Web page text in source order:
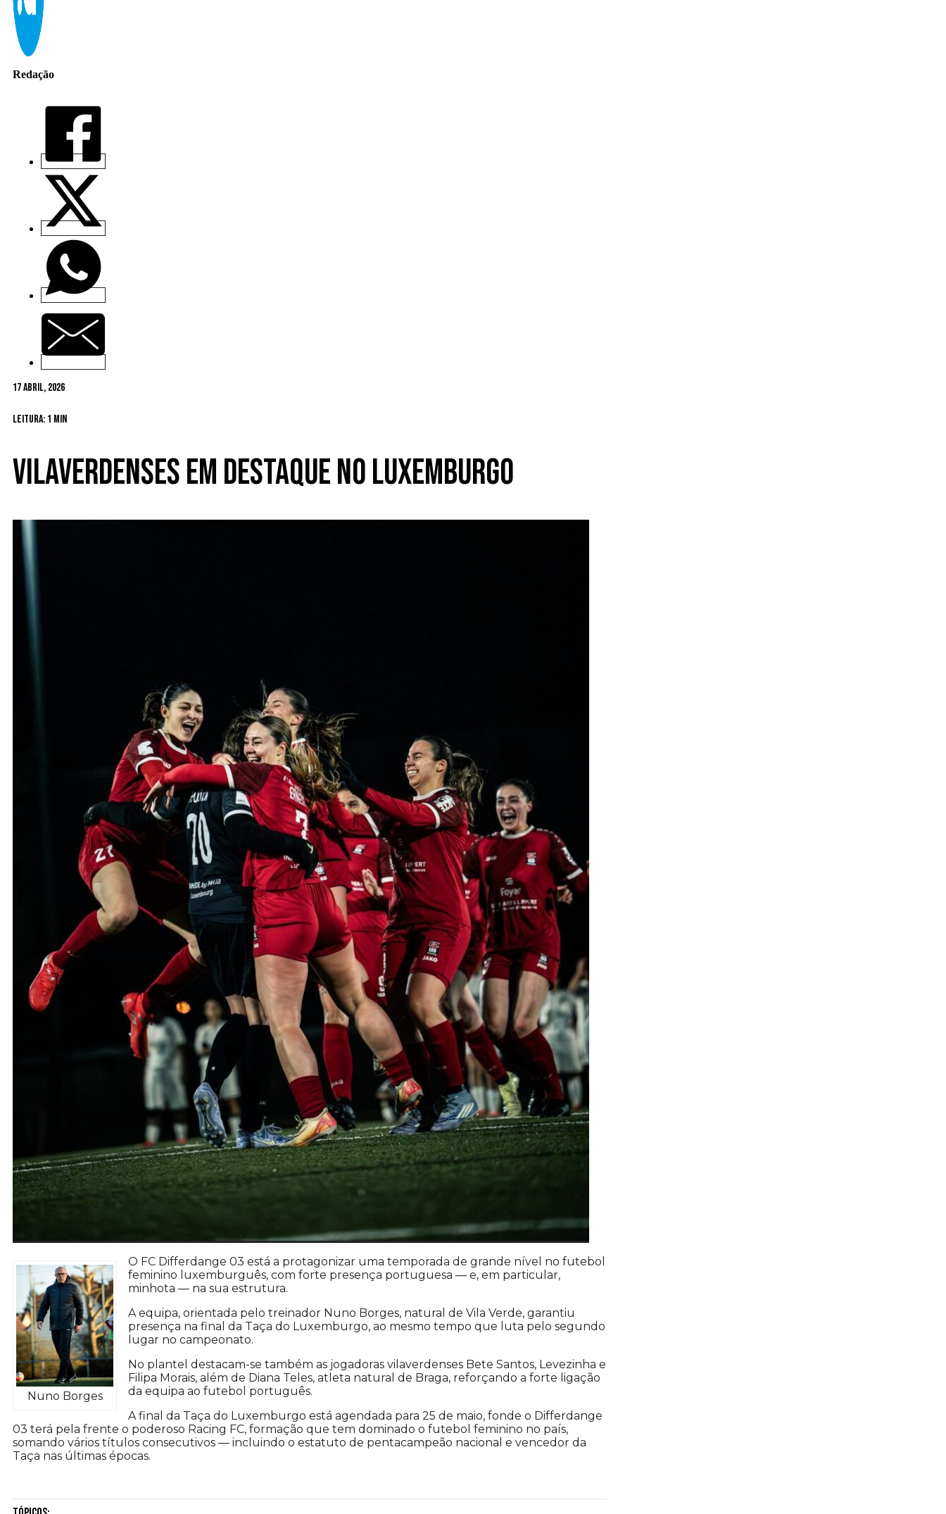
Redação
17 Abril, 2026
Leitura: 1 min
Vilaverdenses em destaque no Luxemburgo
Nuno Borges
O FC Differdange 03 está a protagonizar uma temporada de grande nível no futebol
feminino luxemburguês, com forte presença portuguesa — e, em particular,
minhota — na sua estrutura.
A equipa, orientada pelo treinador Nuno Borges, natural de Vila Verde, garantiu
presença na final da Taça do Luxemburgo, ao mesmo tempo que luta pelo segundo
lugar no campeonato.
No plantel destacam-se também as jogadoras vilaverdenses Bete Santos, Levezinha e
Filipa Morais, além de Diana Teles, atleta natural de Braga, reforçando a forte ligação
da equipa ao futebol português.
A final da Taça do Luxemburgo está agendada para 25 de maio, fonde o Differdange
03 terá pela frente o poderoso Racing FC, formação que tem dominado o futebol feminino no país,
somando vários títulos consecutivos — incluindo o estatuto de pentacampeão nacional e vencedor da
Taça nas últimas épocas.